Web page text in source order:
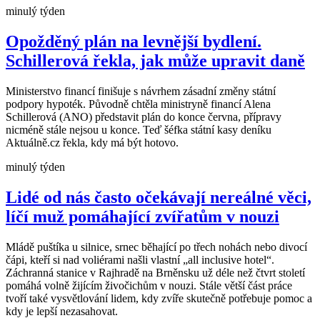
minulý týden
Opožděný plán na levnější bydlení.
Schillerová řekla, jak může upravit daně
Ministerstvo financí finišuje s návrhem zásadní změny státní
podpory hypoték. Původně chtěla ministryně financí Alena
Schillerová (ANO) představit plán do konce června, přípravy
nicméně stále nejsou u konce. Teď šéfka státní kasy deníku
Aktuálně.cz řekla, kdy má být hotovo.
minulý týden
Lidé od nás často očekávají nereálné věci,
líčí muž pomáhající zvířatům v nouzi
Mládě puštíka u silnice, srnec běhající po třech nohách nebo divocí
čápi, kteří si nad voliérami našli vlastní „all inclusive hotel“.
Záchranná stanice v Rajhradě na Brněnsku už déle než čtvrt století
pomáhá volně žijícím živočichům v nouzi. Stále větší část práce
tvoří také vysvětlování lidem, kdy zvíře skutečně potřebuje pomoc a
kdy je lepší nezasahovat.